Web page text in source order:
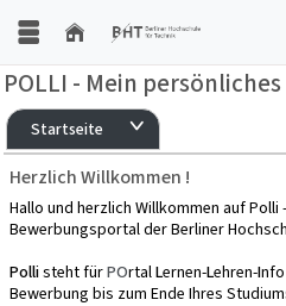
POLLI - Mein
Startseite
Herzlich Willkommen !
Hallo und herzlich Willkommen auf Polli
Bewerbungsportal der Berliner
Pollisteht fürPOrtalLernen-Lehren-I
Bewerbung bis zum Ende Ihres